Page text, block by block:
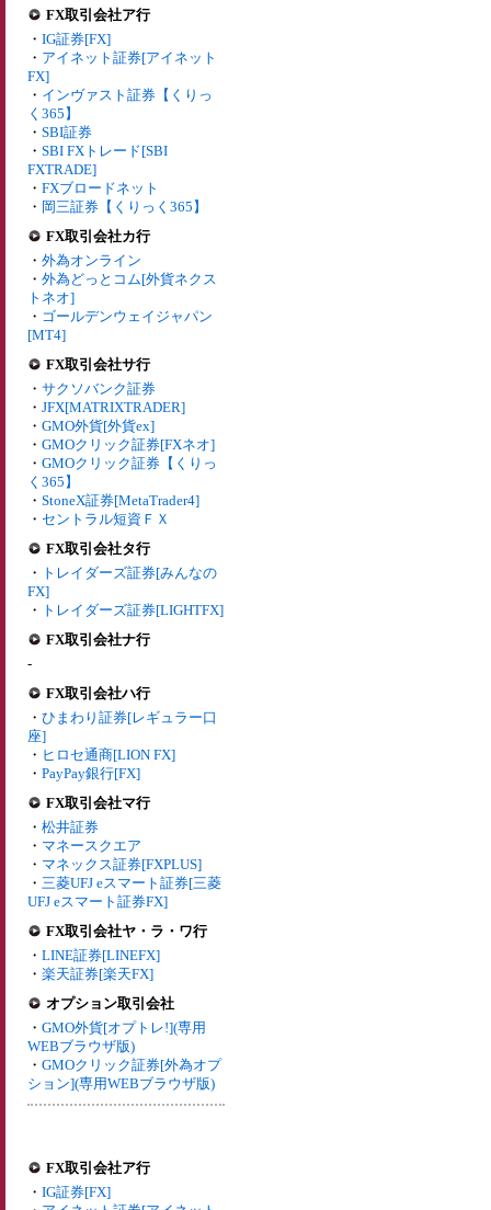
FX取引会社ア行
・ IG証券[FX]
・ アイネット証券[アイネット
FX]
・ インヴァスト証券【くりっ
く365】
・ SBI証券
・ SBI FXトレード[SBI
FXTRADE]
・ FXブロードネット
・ 岡三証券【くりっく365】
FX取引会社カ行
・ 外為オンライン
・ 外為どっとコム[外貨ネクス
トネオ]
・ ゴールデンウェイジャパン
[MT4]
FX取引会社サ行
・ サクソバンク証券
・ JFX[MATRIXTRADER]
・ GMO外貨[外貨ex]
・ GMOクリック証券[FXネオ]
・ GMOクリック証券【くりっ
く365】
・ StoneX証券[MetaTrader4]
・ セントラル短資ＦＸ
FX取引会社タ行
・ トレイダーズ証券[みんなの
FX]
・ トレイダーズ証券[LIGHTFX]
FX取引会社ナ行
-
FX取引会社ハ行
・ ひまわり証券[レギュラー口
座]
・ ヒロセ通商[LION FX]
・ PayPay銀行[FX]
FX取引会社マ行
・ 松井証券
・ マネースクエア
・ マネックス証券[FXPLUS]
・ 三菱UFJ eスマート証券[三菱
UFJ eスマート証券FX]
FX取引会社ヤ・ラ・ワ行
・ LINE証券[LINEFX]
・ 楽天証券[楽天FX]
オプション取引会社
・ GMO外貨[オプトレ!](専用
WEBブラウザ版)
・ GMOクリック証券[外為オプ
ション](専用WEBブラウザ版)
FX取引会社ア行
・ IG証券[FX]